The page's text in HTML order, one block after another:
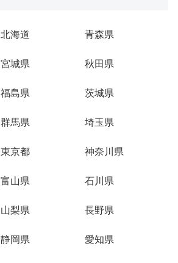
北海道 青森県
宮城県 秋田県
福島県 茨城県
群馬県 埼玉県
東京都 神奈川県
富山県 石川県
山梨県 長野県
静岡県 愛知県